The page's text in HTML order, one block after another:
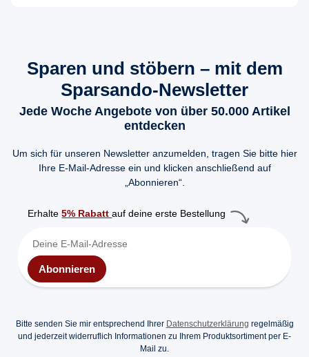
Sparen und stöbern – mit dem
Sparsando-Newsletter
Jede Woche Angebote von über 50.000 Artikel
entdecken
Um sich für unseren Newsletter anzumelden, tragen Sie bitte hier
Ihre E-Mail-Adresse ein und klicken anschließend auf
„Abonnieren“.
Erhalte5% Rabattauf deine erste Bestellung
Abonnieren
Bitte senden Sie mir entsprechend Ihrer Datenschutzerklärung regelmäßig
und jederzeit widerruflich Informationen zu Ihrem Produktsortiment per E-
Mail zu.